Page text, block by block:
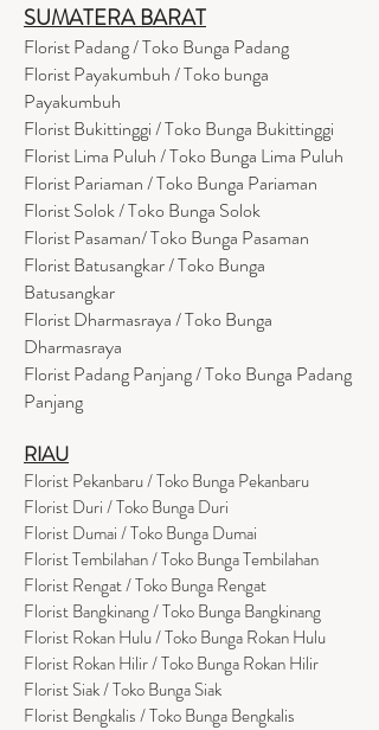
SUMATERA BARAT
Florist Padang / Toko Bunga Padang
Florist Payakumbuh / Toko bunga
Payakumbuh
Florist Bukittinggi / Toko Bunga Bukittinggi
Florist Lima Puluh / Toko Bunga Lima Puluh
Florist Pariaman / Toko Bunga Pariaman
Florist Solok / Toko Bunga Solok
Florist Pasaman/ Toko Bunga Pasaman
Florist Batusangkar / Toko Bunga
Batusangkar
Florist Dharmasraya / Toko Bunga
Dharmasraya
Florist Padang Panjang / Toko Bunga Padang
Panjang
RIAU
Florist Pekanbaru / Toko Bunga Pekanbaru
Florist Duri / Toko Bunga Duri
Florist Dumai / Toko Bunga Dumai
Florist Tembilahan / Toko Bunga Tembilahan
Florist Rengat / Toko Bunga Rengat
Florist Bangkinang / Toko Bunga Bangkinang
Florist Rokan Hulu / Toko Bunga Rokan Hulu
Florist Rokan Hilir / Toko Bunga Rokan Hilir
Florist Siak / Toko Bunga Siak
Florist Bengkalis / Toko Bunga Bengkalis